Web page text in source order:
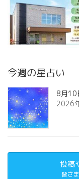
今週の星占い
8月10
2026
投稿
皆さ